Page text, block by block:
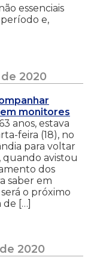
essenciais
e,
2020
monitores
anos, estava
feira (18), no
para voltar
quando avistou
dos
saber em
o próximo
de […]
2020